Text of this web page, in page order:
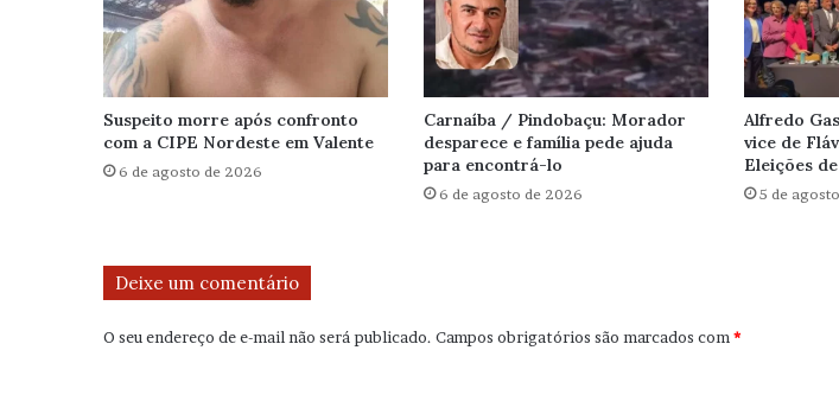
Suspeito morre após confronto
com a CIPE Nordeste em Valente
6 de agosto de 2026
Carnaíba / Pindobaçu: Morador
desparece e família pede ajuda
para encontrá-lo
6 de agosto de 2026
Alfredo
vice de
Eleições
5 de
Deixe um comentário
O seu endereço de e-mail não será publicado. Campos obrigatórios são marcados com*